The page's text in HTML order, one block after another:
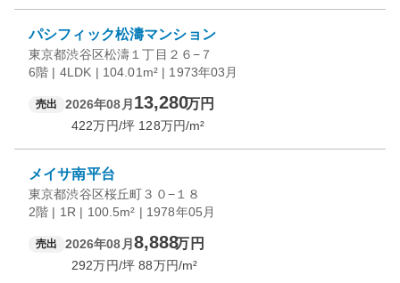
パシフィック松濤マンション
東京都渋谷区松濤１丁目２６−７
6階 | 4LDK | 104.01m² | 1973年03月
売出 2026年08月 13,280万円
422万円/坪 128万円/m²
メイサ南平台
東京都渋谷区桜丘町３０−１８
2階 | 1R | 100.5m² | 1978年05月
売出 2026年08月 8,888万円
292万円/坪 88万円/m²